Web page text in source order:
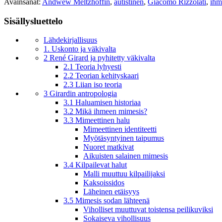
Sisällysluettelo
Lähdekirjallisuus
1. Uskonto ja väkivalta
2 René Girard ja pyhitetty väkivalta
2.1 Teoria lyhyesti
2.2 Teorian kehityskaari
2.3 Liian iso teoria
3 Girardin antropologia
3.1 Haluamisen historiaa
3.2 Mikä ihmeen mimesis?
3.3 Mimeettinen halu
Mimeettinen identiteetti
Myötäsyntyinen taipumus
Nuoret matkivat
Aikuisten salainen mimesis
3.4 Kilpailevat halut
Malli muuttuu kilpailijaksi
Kaksoissidos
Läheinen etäisyys
3.5 Mimesis sodan lähteenä
Viholliset muuttuvat toistensa peilikuviksi
Sokaiseva vihollisuus